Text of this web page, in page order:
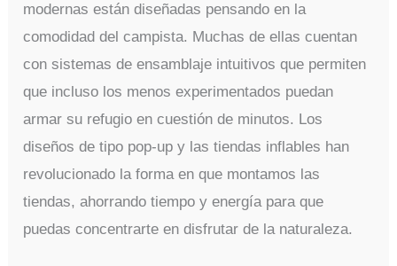
modernas están diseñadas pensando en la
comodidad del campista. Muchas de ellas cuentan
con sistemas de ensamblaje intuitivos que permiten
que incluso los menos experimentados puedan
armar su refugio en cuestión de minutos. Los
diseños de tipo pop-up y las tiendas inflables han
revolucionado la forma en que montamos las
tiendas, ahorrando tiempo y energía para que
puedas concentrarte en disfrutar de la naturaleza.